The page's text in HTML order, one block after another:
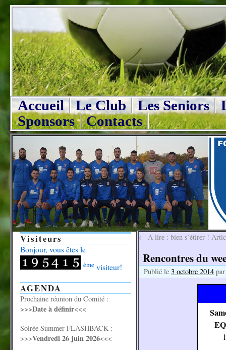
Accueil Le Club Les Seniors
Sponsors
Contacts
← A lire : bien s’étirer !
Rencontres du
Publié le 3 octobre 2014 par
Visiteurs
Bonjour, vous êtes le
ème visiteur!
AGENDA
Prochaine réunion du Comité :
>>>Date à définir<<<
Soirée Summer FLASHBACK :
>>>Vendredi 26 juin 2026<<<